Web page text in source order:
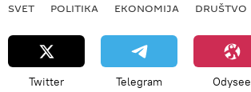
SVET POLITIKA EKONOMIJA DRUŠTVO
Twitter Telegram Odysee